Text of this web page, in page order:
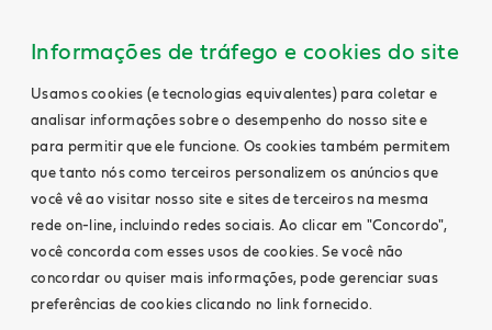
Informações de tráfego e cookies do site
Usamos cookies (e tecnologias equivalentes) para coletar e
analisar informações sobre o desempenho do nosso site e
para permitir que ele funcione. Os cookies também permitem
que tanto nós como terceiros personalizem os anúncios que
você vê ao visitar nosso site e sites de terceiros na mesma
rede on-line, incluindo redes sociais. Ao clicar em "Concordo",
você concorda com esses usos de cookies. Se você não
concordar ou quiser mais informações, pode gerenciar suas
preferências de cookies clicando no link fornecido.